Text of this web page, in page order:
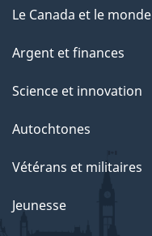
Le Canada et le monde
Argent et finances
Science et innovation
Autochtones
Vétérans et militaires
Jeunesse